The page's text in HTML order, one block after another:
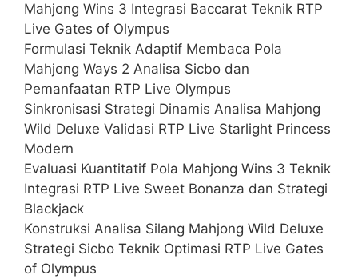
Mahjong Wins 3 Integrasi Baccarat Teknik RTP
Live Gates of Olympus
Formulasi Teknik Adaptif Membaca Pola
Mahjong Ways 2 Analisa Sicbo dan
Pemanfaatan RTP Live Olympus
Sinkronisasi Strategi Dinamis Analisa Mahjong
Wild Deluxe Validasi RTP Live Starlight Princess
Modern
Evaluasi Kuantitatif Pola Mahjong Wins 3 Teknik
Integrasi RTP Live Sweet Bonanza dan Strategi
Blackjack
Konstruksi Analisa Silang Mahjong Wild Deluxe
Strategi Sicbo Teknik Optimasi RTP Live Gates
of Olympus